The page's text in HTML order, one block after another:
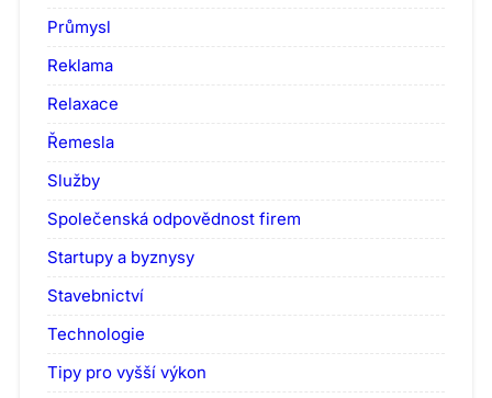
Průmysl
Reklama
Relaxace
Řemesla
Služby
Společenská odpovědnost firem
Startupy a byznysy
Stavebnictví
Technologie
Tipy pro vyšší výkon